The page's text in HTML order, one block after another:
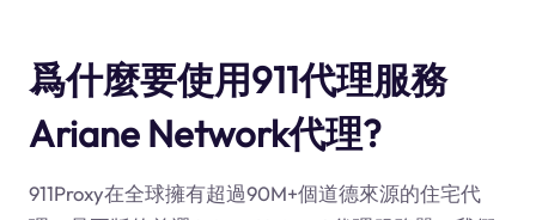
爲什麼要使用911代理服務
Ariane Network代理?
911Proxy在全球擁有超過90M+個道德來源的住宅代